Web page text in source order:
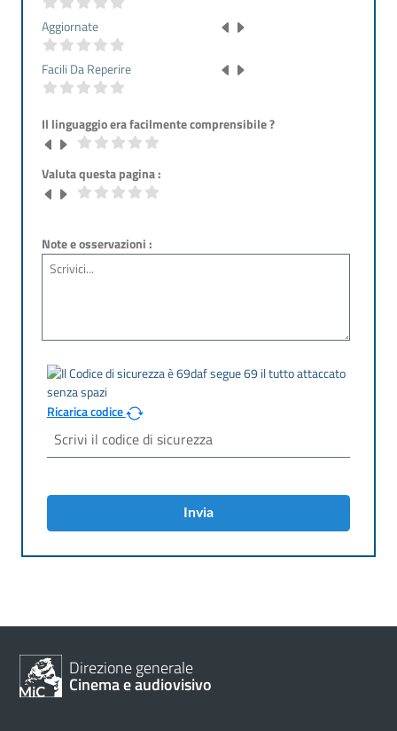
Aggiornate
Facili Da Reperire
Il linguaggio era facilmente comprensibile ?
Valuta questa pagina :
Note e osservazioni :
Ricarica codice
Invia
Direzione generale
Cinema e audiovisivo